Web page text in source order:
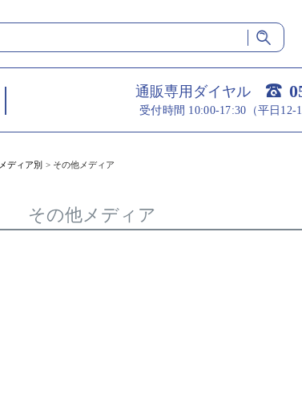
通販専用ダイヤル
受付時間 10:00-17:30（平日12-
メディア別 その他メディア
その他メディア